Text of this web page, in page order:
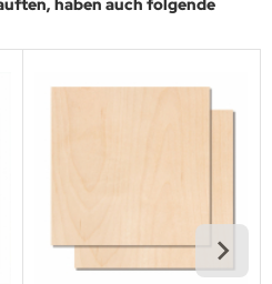
haben auch folgende